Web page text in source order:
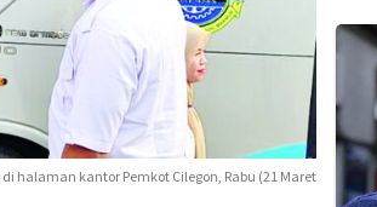
halaman kantor Pemkot Cilegon, Rabu (21 Maret